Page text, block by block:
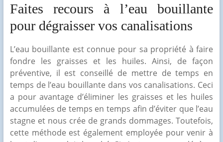
Faites recours à l’eau bouillante
pour dégraisser vos canalisations
L’eau bouillante est connue pour sa propriété à faire
fondre les graisses et les huiles. Ainsi, de façon
préventive, il est conseillé de mettre de temps en
temps de l’eau bouillante dans vos canalisations. Ceci
a pour avantage d’éliminer les graisses et les huiles
accumulées de temps en temps afin d’éviter que l’eau
stagne et nous crée de grands dommages. Toutefois,
cette méthode est également employée pour venir à